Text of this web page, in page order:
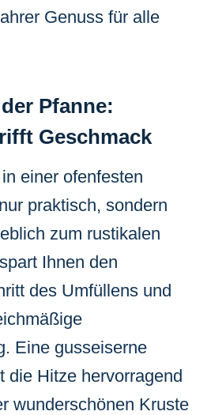
Genuss für alle
Pfanne:
Geschmack
einer ofenfesten
praktisch, sondern
zum rustikalen
Ihnen den
des Umfüllens und
Eine gusseiserne
die Hitze hervorragend
wunderschönen Kruste